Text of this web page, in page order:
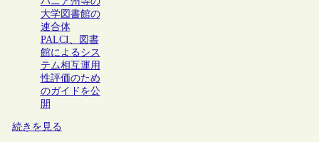
大学図書館の
連合体
PALCI、図書
館によるシス
テム相互運用
性評価のため
のガイドを公
開
続きを見る